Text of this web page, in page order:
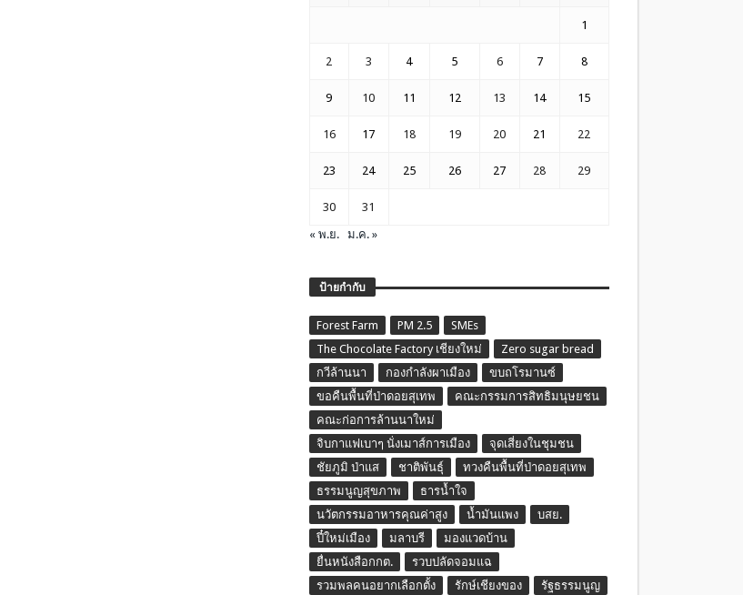
1
2 3 4 5 6 7 8
9 10 11 12 13 14 15
16 17 18 19 20 21 22
23 24 25 26 27 28 29
30
31
« พ.ย.
ม.ค. »
ป้ายกำกับ
Forest Farm PM 2.5
SMEs
The Chocolate Factory เชียงใหม่
Zero sugar bread
กวีล้านนา
กองกำลังผาเมือง
ขบถโรมานซ์
ขอคืนพื้นที่ป่าดอยสุเทพ
คณะกรรมการสิทธิมนุษยชน
คณะก่อการล้านนาใหม่
จิบกาแฟเบาๆ นั่งเมาส์การเมือง
จุดเสี่ยงในชุมชน
ชัยภูมิ ป่าแส
ชาติพันธุ์
ทวงคืนพื้นที่ป่าดอยสุเทพ
ธรรมนูญสุขภาพ
ธารน้ำใจ
นวัตกรรมอาหารคุณค่าสูง
น้ำมันแพง
บสย.
ปี๋ใหม่เมือง
มลาบรี
มองแวดบ้าน
ยื่นหนังสือกกต.
รวบปลัดจอมแฉ
รวมพลคนอยากเลือกตั้ง
รักษ์เชียงของ รัฐธรรมนูญ